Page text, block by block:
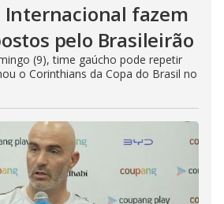
Internacional fazem
pelo Brasileirão
(9), time gaúcho pode repetir
o Corinthians da Copa do Brasil no